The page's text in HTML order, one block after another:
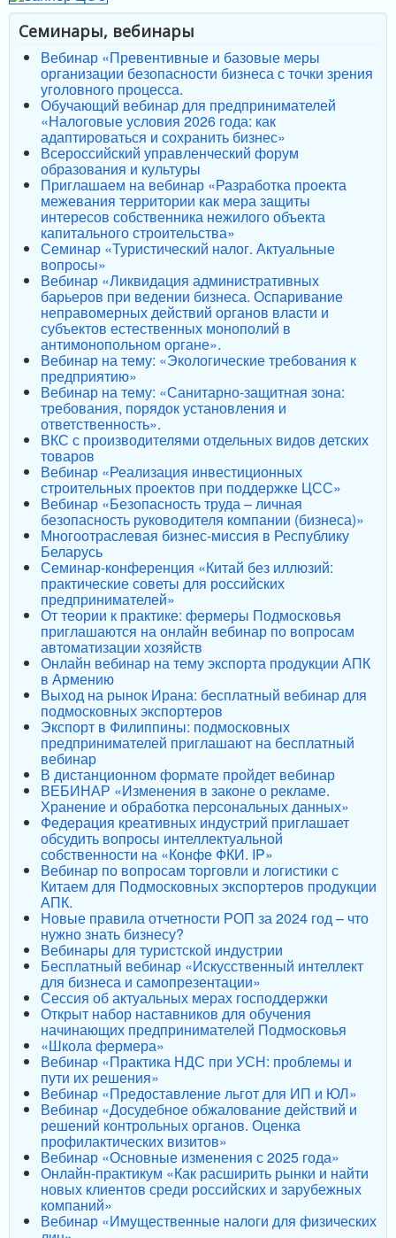
Семинары, вебинары
Вебинар «Превентивные и базовые меры
организации безопасности бизнеса с точки зрения
уголовного процесса.
Обучающий вебинар для предпринимателей
«Налоговые условия 2026 года: как
адаптироваться и сохранить бизнес»
Всероссийский управленческий форум
образования и культуры
Приглашаем на вебинар «Разработка проекта
межевания территории как мера защиты
интересов собственника нежилого объекта
капитального строительства»
Семинар «Туристический налог. Актуальные
вопросы»
Вебинар «Ликвидация административных
барьеров при ведении бизнеса. Оспаривание
неправомерных действий органов власти и
субъектов естественных монополий в
антимонопольном органе».
Вебинар на тему: «Экологические требования к
предприятию»
Вебинар на тему: «Санитарно-защитная зона:
требования, порядок установления и
ответственность».
ВКС с производителями отдельных видов детских
товаров
Вебинар «Реализация инвестиционных
строительных проектов при поддержке ЦСС»
Вебинар «Безопасность труда – личная
безопасность руководителя компании (бизнеса)»
Многоотраслевая бизнес-миссия в Республику
Беларусь
Семинар-конференция «Китай без иллюзий:
практические советы для российских
предпринимателей»
От теории к практике: фермеры Подмосковья
приглашаются на онлайн вебинар по вопросам
автоматизации хозяйств
Онлайн вебинар на тему экспорта продукции АПК
в Армению
Выход на рынок Ирана: бесплатный вебинар для
подмосковных экспортеров
Экспорт в Филиппины: подмосковных
предпринимателей приглашают на бесплатный
вебинар
В дистанционном формате пройдет вебинар
ВЕБИНАР «Изменения в законе о рекламе.
Хранение и обработка персональных данных»
Федерация креативных индустрий приглашает
обсудить вопросы интеллектуальной
собственности на «Конфе ФКИ. IP»
Вебинар по вопросам торговли и логистики с
Китаем для Подмосковных экспортеров продукции
АПК.
Новые правила отчетности РОП за 2024 год – что
нужно знать бизнесу?
Вебинары для туристской индустрии
Бесплатный вебинар «Искусственный интеллект
для бизнеса и самопрезентации»
Сессия об актуальных мерах господдержки
Открыт набор наставников для обучения
начинающих предпринимателей Подмосковья
«Школа фермера»
Вебинар «Практика НДС при УСН: проблемы и
пути их решения»
Вебинар «Предоставление льгот для ИП и ЮЛ»
Вебинар «Досудебное обжалование действий и
решений контрольных органов. Оценка
профилактических визитов»
Вебинар «Основные изменения с 2025 года»
Онлайн-практикум «Как расширить рынки и найти
новых клиентов среди российских и зарубежных
компаний»
Вебинар «Имущественные налоги для физических